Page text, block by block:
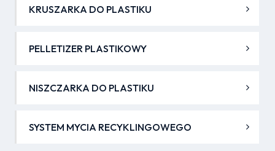
KRUSZARKA DO PLASTIKU
PELLETIZER PLASTIKOWY
NISZCZARKA DO PLASTIKU
SYSTEM MYCIA RECYKLINGOWEGO